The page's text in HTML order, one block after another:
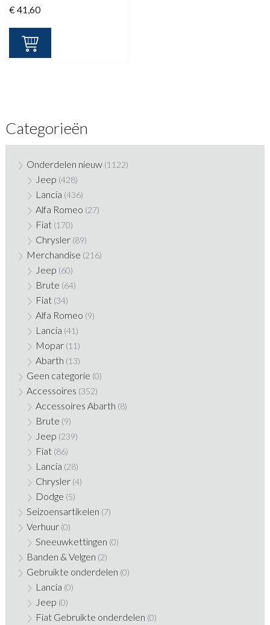
€41,60
Categorieën
Onderdelen nieuw (1122)
Jeep (428)
Lancia (436)
Alfa Romeo (27)
Fiat (170)
Chrysler (89)
Merchandise (216)
Jeep (60)
Brute (64)
Fiat (34)
Alfa Romeo (9)
Lancia (41)
Mopar (11)
Abarth (13)
Geen categorie (0)
Accessoires (352)
Accessoires Abarth (8)
Brute (9)
Jeep (239)
Fiat (86)
Lancia (28)
Chrysler (4)
Dodge (5)
Seizoensartikelen (7)
Verhuur (0)
Sneeuwkettingen (0)
Banden & Velgen (2)
Gebruikte onderdelen (0)
Lancia (0)
Jeep (0)
Fiat Gebruikte onderdelen (0)